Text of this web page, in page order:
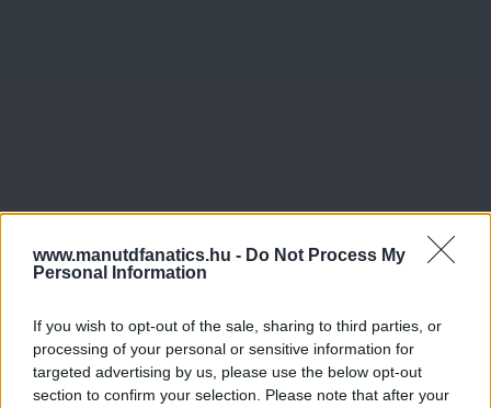
www.manutdfanatics.hu - Do Not Process My
Personal Information
If you wish to opt-out of the sale, sharing to third parties, or
processing of your personal or sensitive information for
targeted advertising by us, please use the below opt-out
section to confirm your selection. Please note that after your